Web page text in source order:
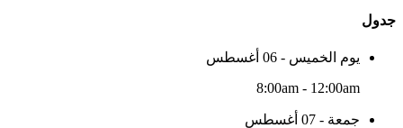
جدول
يوم الخميس - 06 أغسطس
8:00am - 12:00am
جمعة - 07 أغسطس